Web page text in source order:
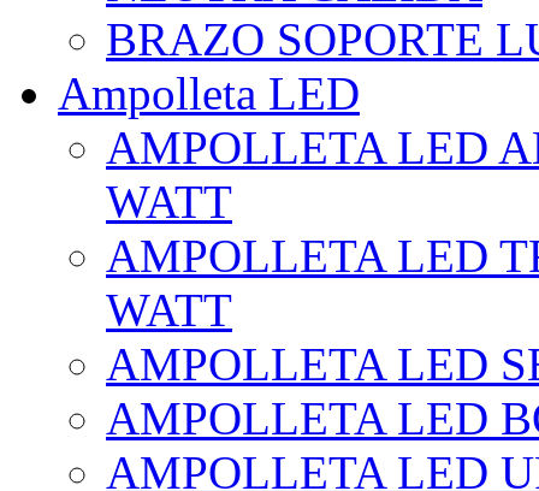
BRAZO SOPORTE
Ampolleta LED
AMPOLLETA LED
WATT
AMPOLLETA LED
WATT
AMPOLLETA LED
AMPOLLETA LED
AMPOLLETA LED